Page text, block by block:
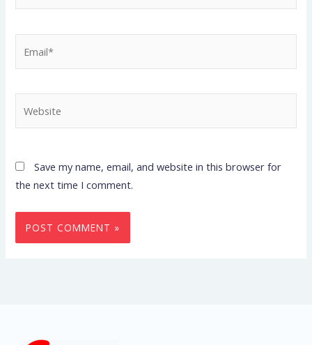
Save my name, email, and website in this browser for
the next time I comment.